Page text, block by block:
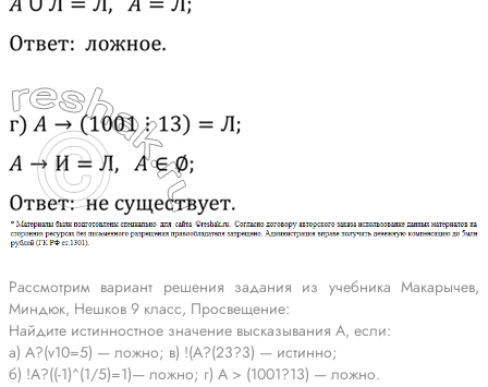
Рассмотрим вариант решения задания из учебника Макарычев,
Миндюк, Нешков 9 класс, Просвещение:
Найдите истинностное значение высказывания A, если:
а) A?(v10=5) — ложно; в) !(A?(23?3) — истинно;
б) !A?((-1)^(1/5)=1)— ложно; г) A > (1001?13) — ложно.